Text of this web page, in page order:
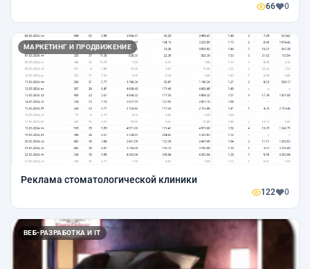
66 0
МАРКЕТИНГ И ПРОДВИЖЕНИЕ
Реклама стоматологической клиники
122 0
ВЕБ-РАЗРАБОТКА И IT